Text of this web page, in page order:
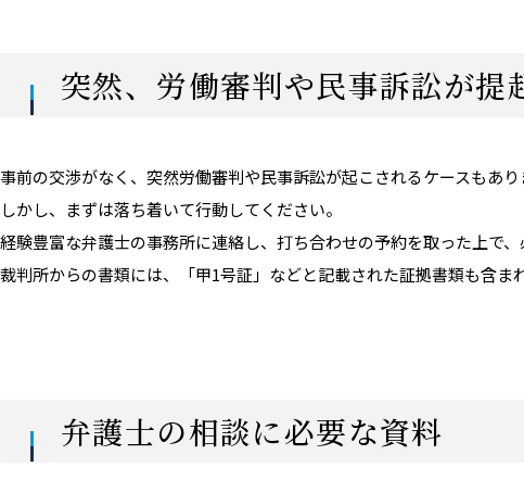
突然、労働審判や民事訴訟が提
事前の交渉がなく、突然労働審判や民事訴訟が起こされるケースもあ
しかし、まずは落ち着いて行動してください。
経験豊富な弁護士の事務所に連絡し、打ち合わせの予約を取った上で、
裁判所からの書類には、「甲1号証」などと記載された証拠書類も含
弁護士の相談に必要な資料